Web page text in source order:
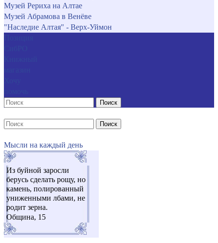
Музей Рериха на Алтае
Музей Абрамова в Венёве
"Наследие Алтая" - Верх-Уймон
Поиск
Поиск
Мысли на каждый день
Из буйной заросли
берусь сделать рощу, но
камень, полированный
униженными лбами, не
родит зерна.
Община, 15